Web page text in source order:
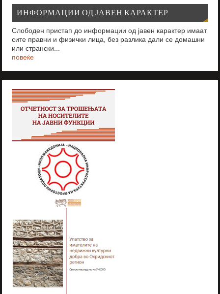
ИНФОРМАЦИИ ОД ЈАВЕН КАРАКТЕР
Слободен пристап до информации од јавен карактер имаат
сите правни и физички лица, без разлика дали се домашни
или странски...
повеќе